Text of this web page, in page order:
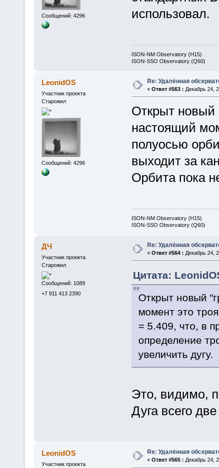
Сообщений: 4296
использовал.
ISON-NM Observatory (H15)
ISON-SSO Observatory (Q60)
LeonidOS
Участник проекта
Старожил
Сообщений: 4296
Re: Удалённая
« Ответ #563 : Декабрь 24,
Открыт новый
настоящий
полуосью
выходит за
Орбита пока
ISON-NM Observatory (H15)
ISON-SSO Observatory (Q60)
ДЧ
Участник проекта
Старожил
Сообщений: 1089
+7 911 413 2390
Re: Удалённая
« Ответ #564 : Декабрь 24,
Цитата:
Открыт новый
момент это
= 5.409, что, в
определение
увеличить дугу.
Это, видимо,
Дуга всего
LeonidOS
Участник проекта
Re: Удалённая
« Ответ #565 : Декабрь 24,